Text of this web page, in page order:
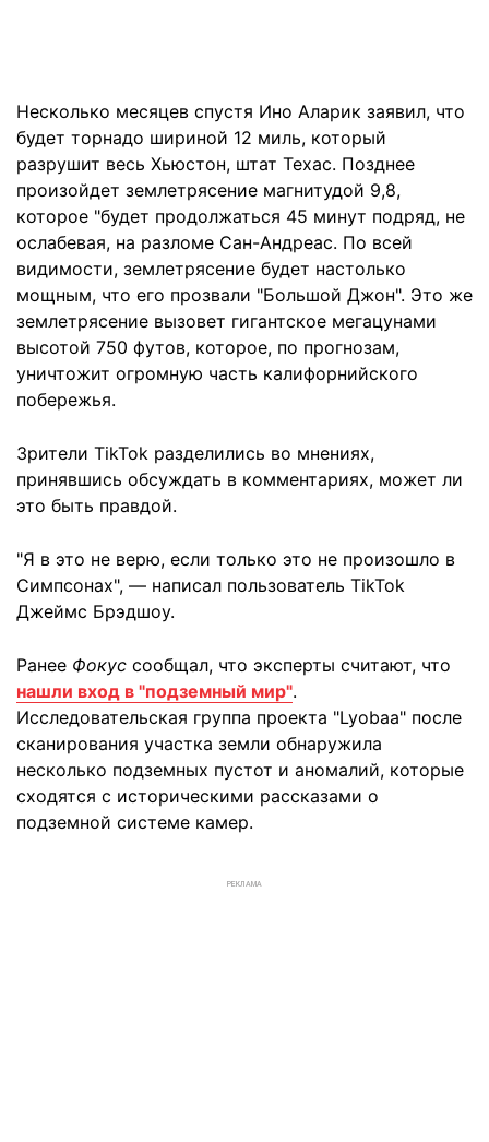
Несколько месяцев спустя Ино Аларик заявил, что
будет торнадо шириной 12 миль, который
разрушит весь Хьюстон, штат Техас. Позднее
произойдет землетрясение магнитудой 9,8,
которое "будет продолжаться 45 минут подряд, не
ослабевая, на разломе Сан-Андреас. По всей
видимости, землетрясение будет настолько
мощным, что его прозвали "Большой Джон". Это же
землетрясение вызовет гигантское мегацунами
высотой 750 футов, которое, по прогнозам,
уничтожит огромную часть калифорнийского
побережья.
Зрители TikTok разделились во мнениях,
принявшись обсуждать в комментариях, может ли
это быть правдой.
"Я в это не верю, если только это не произошло в
Симпсонах", — написал пользователь TikTok
Джеймс Брэдшоу.
Ранее Фокус сообщал, что эксперты считают, что
нашли вход в "подземный мир".
Исследовательская группа проекта "Lyobaa" после
сканирования участка земли обнаружила
несколько подземных пустот и аномалий, которые
сходятся с историческими рассказами о
подземной системе камер.
РЕКЛАМА